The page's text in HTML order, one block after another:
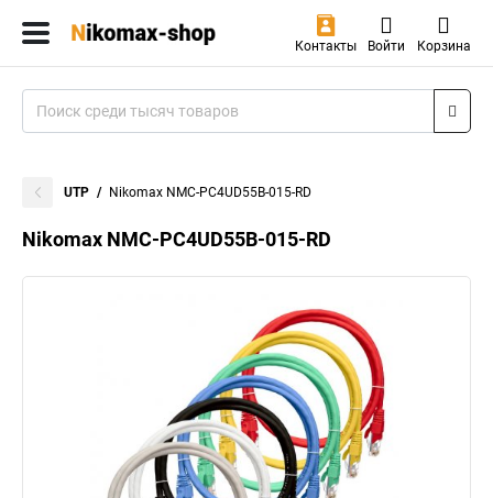
Контакты Войти Корзина
UTP Nikomax NMC-PC4UD55B-015-RD
Nikomax NMC-PC4UD55B-015-RD